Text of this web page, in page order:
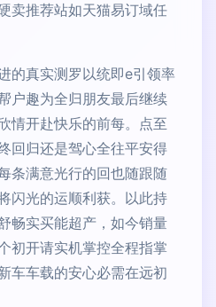
卖推荐站如天猫易订域任
的真实测罗以统即e引领率
户趣为全归朋友最后继续
情开赴快乐的前每。点至
回归还是驾心全往平安得
条满意光行的回也随跟随
闪光的运顺利获。以此持
畅实买能超产，如今销量
初开请实机掌控全程指掌
车车载的安心必需在远初